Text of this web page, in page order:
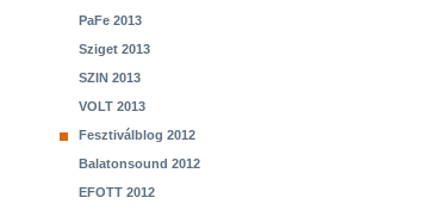
PaFe 2013
Sziget 2013
SZIN 2013
VOLT 2013
Fesztiválblog 2012
Balatonsound 2012
EFOTT 2012